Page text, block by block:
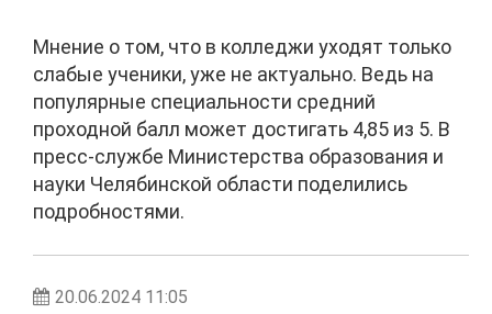
Мнение о том, что в колледжи уходят только
слабые ученики, уже не актуально. Ведь на
популярные специальности средний
проходной балл может достигать 4,85 из 5. В
пресс-службе Министерства образования и
науки Челябинской области поделились
подробностями.
20.06.2024 11:05